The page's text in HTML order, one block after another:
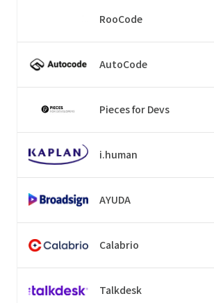
RooCode
AutoCode
Pieces for Devs
i.human
AYUDA
Calabrio
Talkdesk